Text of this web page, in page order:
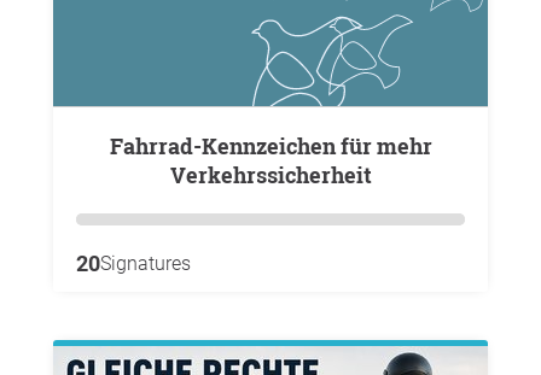
Fahrrad-Kennzeichen für mehr
Verkehrssicherheit
20Signatures